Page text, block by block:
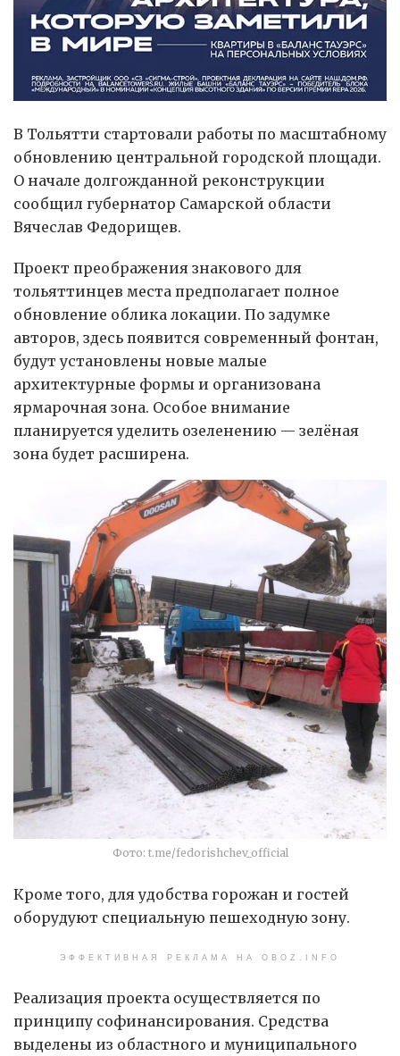
В Тольятти стартовали работы по масштабному
обновлению центральной городской площади.
О начале долгожданной реконструкции
сообщил губернатор Самарской области
Вячеслав Федорищев.
Проект преображения знакового для
тольяттинцев места предполагает полное
обновление облика локации. По задумке
авторов, здесь появится современный фонтан,
будут установлены новые малые
архитектурные формы и организована
ярмарочная зона. Особое внимание
планируется уделить озеленению — зелёная
зона будет расширена.
Фото: t.me/fedorishchev_official
Кроме того, для удобства горожан и гостей
оборудуют специальную пешеходную зону.
ЭФФЕКТИВНАЯ РЕКЛАМА НА OBOZ.INFO
Реализация проекта осуществляется по
принципу софинансирования. Средства
выделены из областного и муниципального